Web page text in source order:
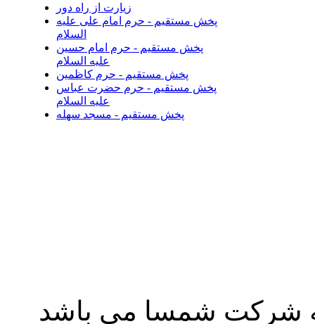
زیارت از راه دور
پخش مستقیم - حرم امام علی علیه
السلام
پخش مستقیم - حرم امام حسین
علیه السلام
پخش مستقیم - حرم کاظمین
پخش مستقیم - حرم حضرت عباس
علیه السلام
پخش مستقیم - مسجد سهله
شرکت شمسا می باشد